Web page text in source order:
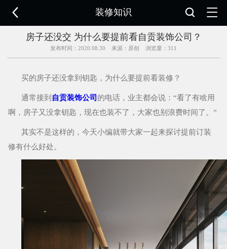
 装修知识  
房子还没交 为什么要提前看自贡装饰公司？
发布时间：2020.08.30 来源：原创 浏览量： 311
买的房子还没拿到钥匙，为什么要提前看装修？
通常接到 自贡装饰公司 的电话，业主都会说：“看了有啥用
啊，房子又没拿钥匙，现在也装不了，大家也别浪费时间了。”
其实不是这样的，今天小编就带大家一起来探讨提前订装
修有什么好处。